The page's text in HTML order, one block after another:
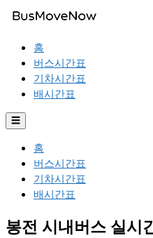
홈
버스시간표
기차시간표
배시간표
☰
홈
버스시간표
기차시간표
배시간표
봉전 시내버스 실시